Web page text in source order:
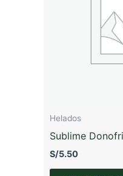
Helados
Sublime
S/5.50